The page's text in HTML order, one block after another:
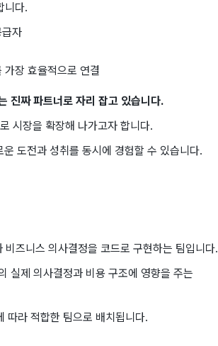
니다.
자
가장 효율적으로 연결
진짜 파트너로 자리 잡고 있습니다.
시장을 확장해 나가고자 합니다.
도전과 성취를 동시에 경험할 수 있습니다.
즈니스 의사결정을 코드로 구현하는 팀입니다.
실제 의사결정과 비용 구조에 영향을 주는
따라 적합한 팀으로 배치됩니다.